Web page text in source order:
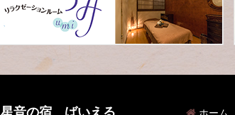
星音の宿 ばいえる